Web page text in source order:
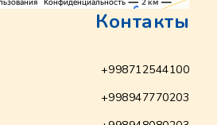
Контакты
+998712544100
+998947770203